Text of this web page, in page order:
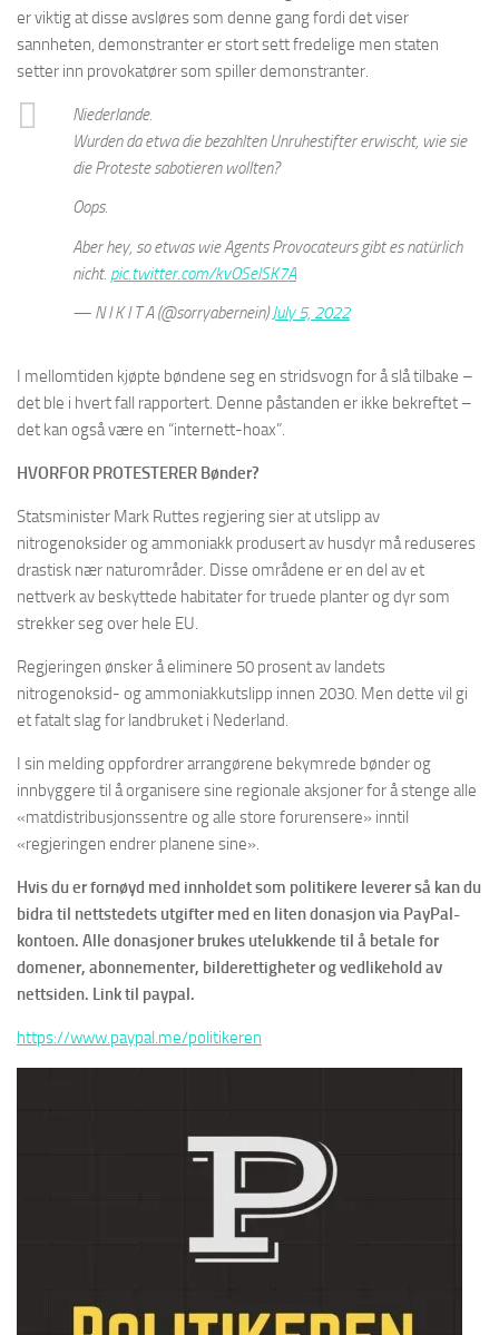
er viktig at disse avsløres som denne gang fordi det viser
sannheten, demonstranter er stort sett fredelige men staten
setter inn provokatører som spiller demonstranter.
Niederlande.
Wurden da etwa die bezahlten Unruhestifter erwischt, wie sie
die Proteste sabotieren wollten?
Oops.
Aber hey, so etwas wie Agents Provocateurs gibt es natürlich
nicht. pic.twitter.com/kvOSelSK7A
— N I K I T A (@sorryabernein)July 5, 2022
I mellomtiden kjøpte bøndene seg en stridsvogn for å slå tilbake –
det ble i hvert fall rapportert. Denne påstanden er ikke bekreftet –
det kan også være en “internett-hoax”.
HVORFOR PROTESTERER Bønder?
Statsminister Mark Ruttes regjering sier at utslipp av
nitrogenoksider og ammoniakk produsert av husdyr må reduseres
drastisk nær naturområder. Disse områdene er en del av et
nettverk av beskyttede habitater for truede planter og dyr som
strekker seg over hele EU.
Regjeringen ønsker å eliminere 50 prosent av landets
nitrogenoksid- og ammoniakkutslipp innen 2030. Men dette vil gi
et fatalt slag for landbruket i Nederland.
I sin melding oppfordrer arrangørene bekymrede bønder og
innbyggere til å organisere sine regionale aksjoner for å stenge alle
«matdistribusjonssentre og alle store forurensere» inntil
«regjeringen endrer planene sine».
Hvis du er fornøyd med innholdet som politikere leverer så kan du
bidra til nettstedets utgifter med en liten donasjon via PayPal-
kontoen. Alle donasjoner brukes utelukkende til å betale for
domener, abonnementer, bilderettigheter og vedlikehold av
nettsiden. Link til paypal.
https://www.paypal.me/politikeren